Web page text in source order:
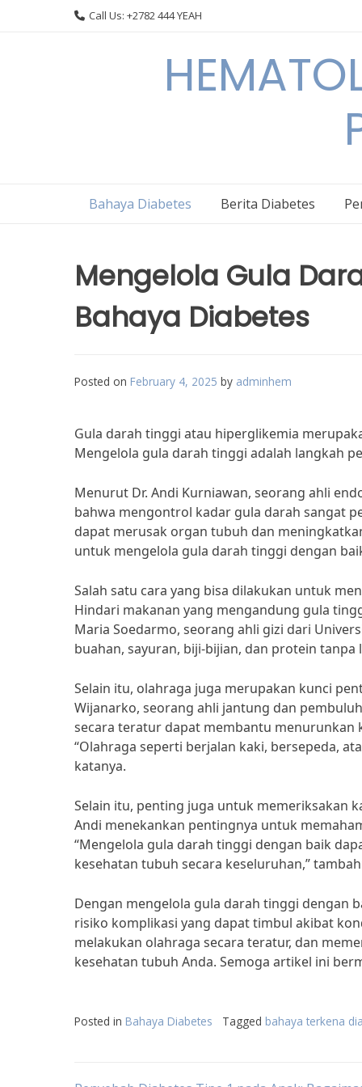
Call Us: +2782 444 YEAH
Bahaya Diabetes Berita Diabetes
Mengelola Gula
Bahaya Diabetes
Posted on February 4, 2025 by adminhem
Gula darah tinggi atau hiperglikemia
Mengelola gula darah tinggi adalah langkah
Menurut Dr. Andi Kurniawan, seorang ahli
bahwa mengontrol kadar gula darah sangat
dapat merusak organ tubuh dan
untuk mengelola gula darah tinggi dengan
Salah satu cara yang bisa dilakukan untuk
Hindari makanan yang mengandung gula
Maria Soedarmo, seorang ahli gizi dari
buahan, sayuran, biji-bijian, dan protein tanpa
Selain itu, olahraga juga merupakan kunci
Wijanarko, seorang ahli jantung dan
secara teratur dapat membantu menurunkan
“Olahraga seperti berjalan kaki, bersepeda,
katanya.
Selain itu, penting juga untuk memeriksakan
Andi menekankan pentingnya untuk
“Mengelola gula darah tinggi dengan baik
kesehatan tubuh secara keseluruhan,”
Dengan mengelola gula darah tinggi dengan
risiko komplikasi yang dapat timbul akibat
melakukan olahraga secara teratur, dan
kesehatan tubuh Anda. Semoga artikel ini
Posted in Bahaya Diabetes Tagged bahaya terkena